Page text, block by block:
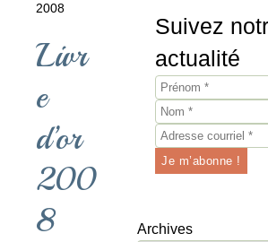
2008
Livr
e
d’or
200
8
Suivez
actualité
Archives